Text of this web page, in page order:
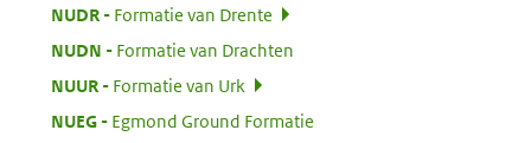
NUDR:
Formatie van Drente
NUDN
Formatie van Drachten
NUUR:
Formatie van Urk
NUEG:
Egmond Ground Formatie